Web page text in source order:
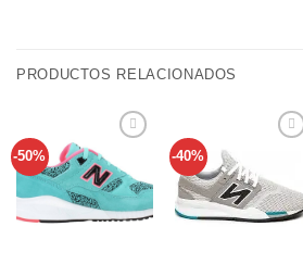
PRODUCTOS RELACIONADOS
-50%
a tu
lista de
deseos
-40%
lista de
deseos